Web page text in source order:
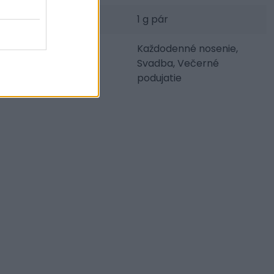
Váha šperku: 1 g pár
Udalosti:
Každodenné nosenie,
Svadba, Večerné
podujatie